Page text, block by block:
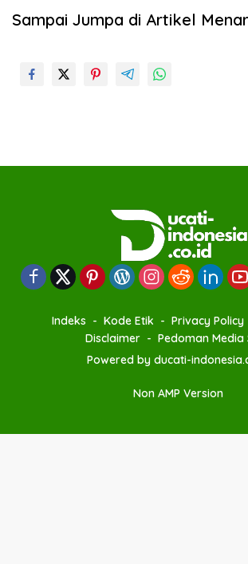
Sampai Jumpa di Artikel
Indeks Kode Etik Privacy Policy
Disclaimer
Pedoman Media
Powered by ducati-
Non AMP Version